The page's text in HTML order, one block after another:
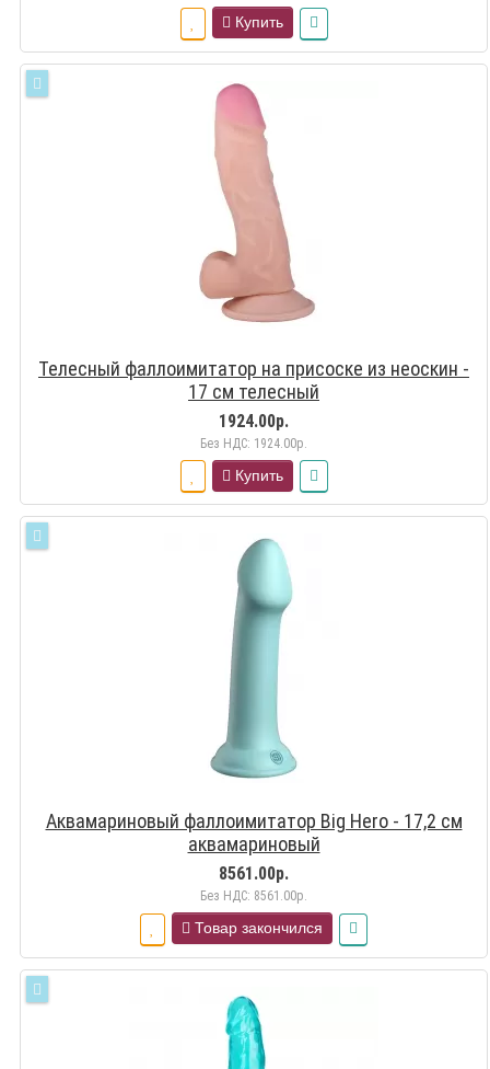
Купить
Телесный фаллоимитатор на присоске из неоскин -
17 см телесный
1924.00р.
Без НДС: 1924.00р.
Купить
Аквамариновый фаллоимитатор Big Hero - 17,2 см
аквамариновый
8561.00р.
Без НДС: 8561.00р.
Товар закончился